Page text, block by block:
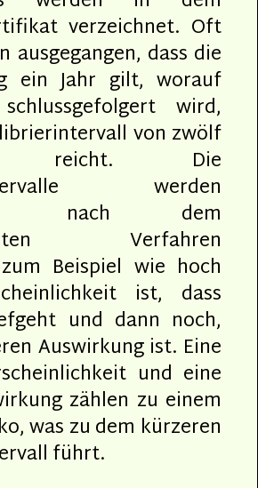
verzeichnet. Oft
ausgegangen, dass die
ein Jahr gilt, worauf
wird,
von zwölf
reicht. Die
werden
nach dem
Verfahren
Beispiel wie hoch
ist, dass
und dann noch,
Auswirkung ist. Eine
und eine
zählen zu einem
was zu dem kürzeren
führt.